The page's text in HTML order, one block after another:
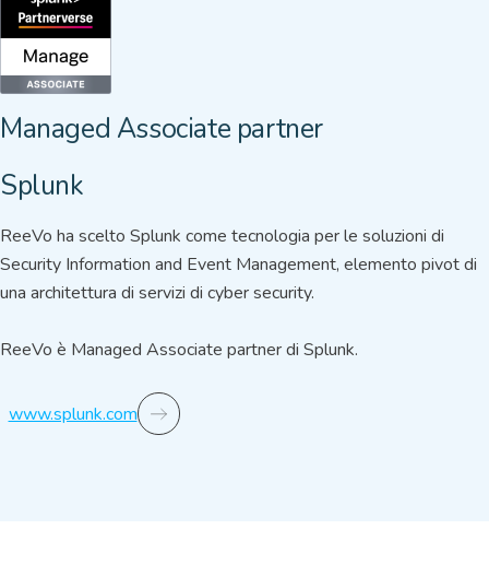
Managed Associate partner
Splunk
ReeVo ha scelto Splunk come tecnologia per le soluzioni di
Security Information and Event Management, elemento pivot di
una architettura di servizi di cyber security.
ReeVo è Managed Associate partner di Splunk.
www.splunk.com